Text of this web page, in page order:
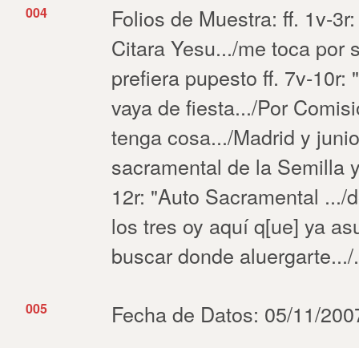
004
Folios de Muestra: ff. 1v-
Citara Yesu.../me toca por
prefiera pupesto ff. 7v-10r:
vaya de fiesta.../Por
tenga cosa.../Madrid y
sacramental de la Semilla
12r: "Auto Sacramental
los tres oy aquí q[ue] ya
buscar donde
005 Fecha de Datos: 05/11/